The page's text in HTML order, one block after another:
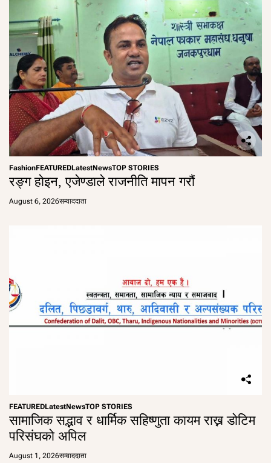
FashionFEATUREDLatestNewsTOP STORIES
रङ्ग होइन, एजेण्डाले राजनीति मापन गरौं
August 6, 2026सम्वाददाता
FEATUREDLatestNewsTOP STORIES
सामाजिक सद्भाव र धार्मिक सहिष्णुता कायम राख्न डोटिम
परिसंघको अपिल
August 1, 2026सम्वाददाता